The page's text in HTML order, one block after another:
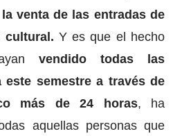
venta de las entradas de
cultural. Y es que el hecho
vendido todas las
este semestre a través de
más de 24 horas, ha
aquellas personas que